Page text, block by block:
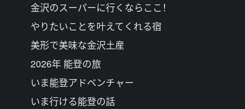
金沢のスーパーに行くならここ！
やりたいことを叶えてくれる宿
美形で美味な金沢土産
2026年 能登の旅
いま能登アドベンチャー
いま行ける能登の話